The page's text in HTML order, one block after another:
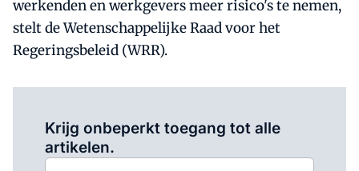
werkenden en werkgevers meer risico's te nemen,
stelt de Wetenschappelijke Raad voor het
Regeringsbeleid (WRR).
Krijg onbeperkt toegang tot alle
artikelen.